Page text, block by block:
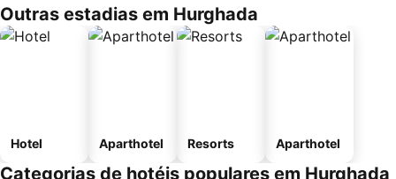
Outras estadias em Hurghada
Hotel Aparthotel Resorts Aparthotel
Categorias de hotéis populares em Hurghada